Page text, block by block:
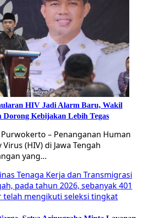
HIV Jadi Alarm Baru, Wakil
Dorong Kebijakan Lebih Tegas
– Penanganan Human
(HIV) di Jawa Tengah
yang…